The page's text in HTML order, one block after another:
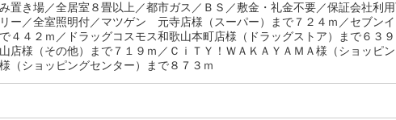
置き場／全居室８畳以上／都市ガス／ＢＳ／敷金・礼金不要／保証会社利用
ー／全室照明付／マツゲン 元寺店様（スーパー）まで７２４ｍ／セブン
４２ｍ／ドラッグコスモス和歌山本町店様（ドラッグストア）まで６３９
様（その他）まで７１９ｍ／ＣｉＴＹ！ＷＡＫＡＹＡＭＡ様（ショッピ
（ショッピングセンター）まで８７３ｍ